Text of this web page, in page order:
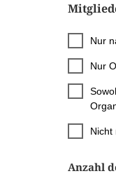
Nur
Nur
Nicht
Anzahl